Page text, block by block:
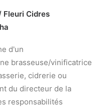
Fleuri Cidres
d'un
brasseuse/vinificatrice
cidrerie ou
du directeur de la
responsabilités